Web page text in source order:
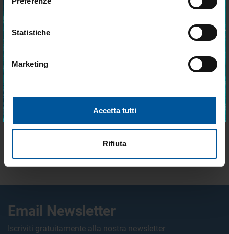
Statistiche
Marketing
Accetta tutti
Rifiuta
PAGAMENTI RAPIDI E IN
SPEDIZIONE GRATUITA PER
ORDINI SUPERIORI A 199€
REGISTRAZIONE
Email Newsletter
Iscriviti gratuitamente alla nostra newsletter